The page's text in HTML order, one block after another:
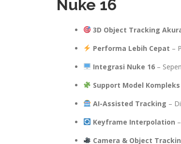
Nuke 16
3D Object Tracking
Performa Lebih Cepat –
Integrasi Nuke 16–
Support Model Kompleks
AI-Assisted Tracking –
Keyframe Interpolation
Camera & Object